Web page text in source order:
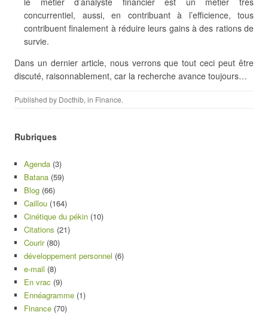
concurrentiel, aussi, en contribuant à l’efficience, tous
contribuent finalement à réduire leurs gains à des rations de
survie.
Dans un dernier article, nous verrons que tout ceci peut être
discuté, raisonnablement, car la recherche avance toujours…
Published by Docthib, in Finance.
Rubriques
Agenda (3)
Batana (59)
Blog (66)
Caillou (164)
Cinétique du pékin (10)
Citations (21)
Courir(80)
développement personnel (6)
e-mail (8)
En vrac (9)
Ennéagramme (1)
Finance (70)